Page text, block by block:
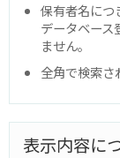
保有者名につ
データベース
ません。
全角で検索さ
表示内容に